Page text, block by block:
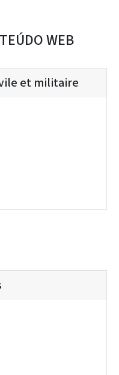
WEB
et militaire